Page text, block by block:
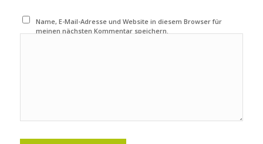
Name, E-Mail-Adresse und Website in diesem Browser für
meinen nächsten Kommentar speichern.